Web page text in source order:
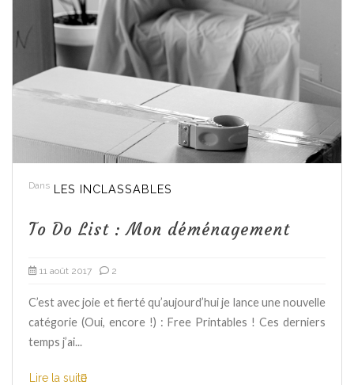
Dans LES INCLASSABLES
To Do List : Mon déménagement
11 août 2017 2
C’est avec joie et fierté qu’aujourd’hui je lance une nouvelle
catégorie (Oui, encore !) : Free Printables ! Ces derniers
temps j’ai...
Lire la suite